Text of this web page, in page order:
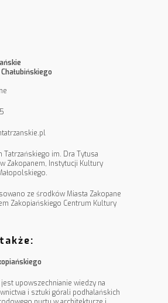
Tatrzańskiego im. Dra Tytusa
w Zakopanem, Instytucji Kultury
ze środków Miasta Zakopane
Zakopiańskiego Centrum Kultury
upowszechnianie wiedzy na
i sztuki górali podhalańskich